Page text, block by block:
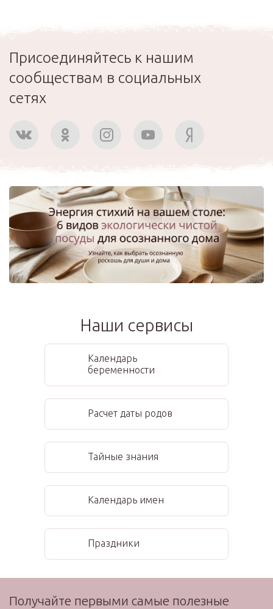
Присоединяйтесь к нашим
сообществам в социальных
сетях
Наши сервисы
Календарь
беременности
Расчет даты родов
Тайные знания
Календарь имен
Праздники
Получайте первыми самые полезные